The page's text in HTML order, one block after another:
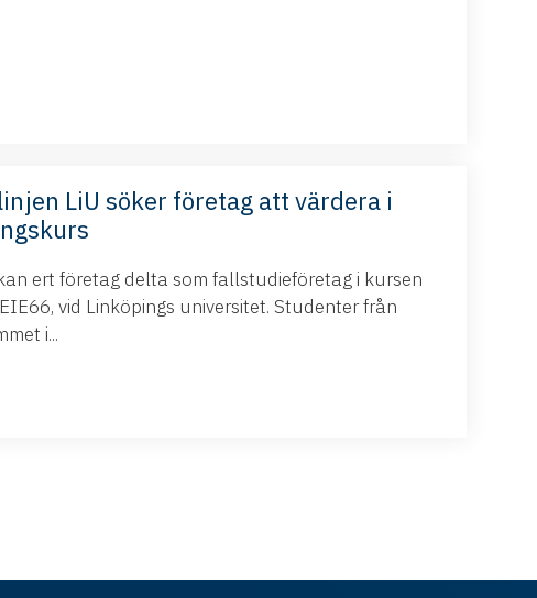
LiU söker företag att värdera i
ert företag delta som fallstudieföretag i kursen
vid Linköpings universitet. Studenter från
i...